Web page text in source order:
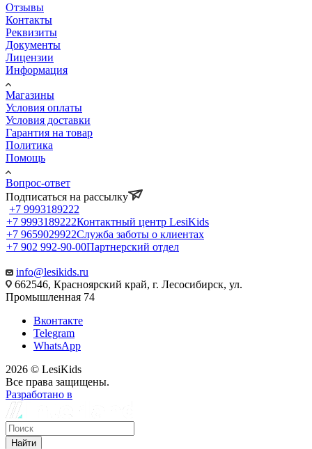
Отзывы
Контакты
Реквизиты
Документы
Лицензии
Информация
Магазины
Условия оплаты
Условия доставки
Гарантия на товар
Политика
Помощь
Вопрос-ответ
Подписаться на рассылку
+7 9993189222
+7 9993189222Контактный центр LesiKids
+7 9659029922Служба заботы о клиентах
+7 902 992-90-00Партнерский отдел
info@lesikids.ru
662546, Красноярский край, г. Лесосибирск, ул.
Промышленная 74
Вконтакте
Telegram
WhatsApp
2026 © LesiKids
Все права защищены.
Разработано в
Найти